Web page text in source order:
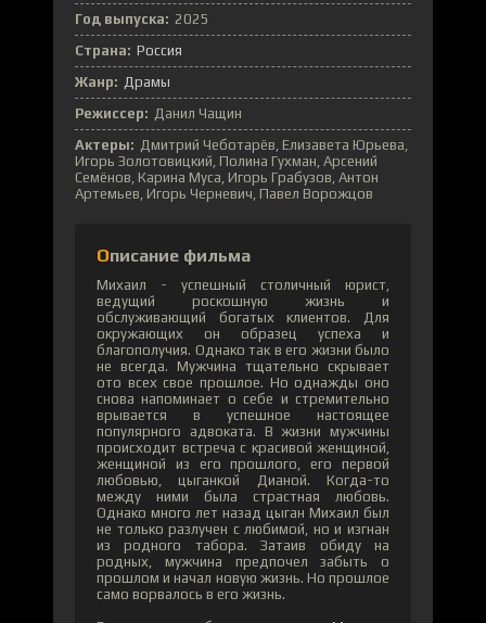
Год выпуска: 2025
Страна: Россия
Жанр: Драмы
Режиссер: Данил Чащин
Актеры: Дмитрий Чеботарёв, Елизавета Юрьева,
Игорь Золотовицкий, Полина Гухман, Арсений
Семёнов, Карина Муса, Игорь Грабузов, Антон
Артемьев, Игорь Черневич, Павел Ворожцов
Описание фильма
Михаил - успешный столичный юрист,
ведущий роскошную жизнь и
обслуживающий богатых клиентов. Для
окружающих он образец успеха и
благополучия. Однако так в его жизни было
не всегда. Мужчина тщательно скрывает
ото всех свое прошлое. Но однажды оно
снова напоминает о себе и стремительно
врывается в успешное настоящее
популярного адвоката. В жизни мужчины
происходит встреча с красивой женщиной,
женщиной из его прошлого, его первой
любовью, цыганкой Дианой. Когда-то
между ними была страстная любовь.
Однако много лет назад цыган Михаил был
не только разлучен с любимой, но и изгнан
из родного табора. Затаив обиду на
родных, мужчина предпочел забыть о
прошлом и начал новую жизнь. Но прошлое
само ворвалось в его жизнь.